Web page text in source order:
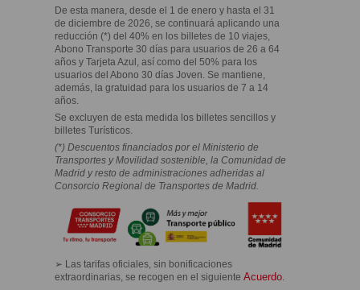
De esta manera, desde el 1 de enero y hasta el 31
de diciembre de 2026, se continuará aplicando una
reducción (*) del 40% en los billetes de 10 viajes,
Abono Transporte 30 días para usuarios de 26 a 64
años y Tarjeta Azul, así como del 50% para los
usuarios del Abono 30 días Joven. Se mantiene,
además, la gratuidad para los usuarios de 7 a 14
años.
Se excluyen de esta medida los billetes sencillos y
billetes Turísticos.
(*) Descuentos financiados por el Ministerio de
Transportes y Movilidad sostenible, la Comunidad de
Madrid y resto de administraciones adheridas al
Consorcio Regional de Transportes de Madrid.
➢ Las tarifas oficiales, sin bonificaciones
extraordinarias, se recogen en el siguienteAcuerdo.